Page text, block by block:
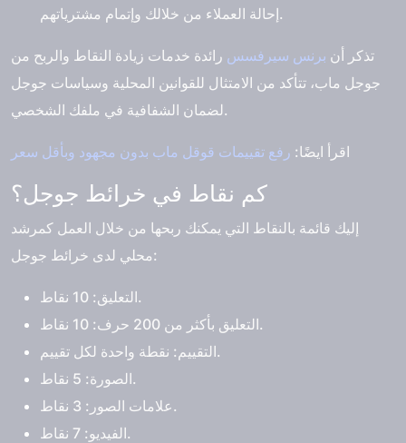
إحالة العملاء من خلالك وإتمام مشترياتهم.
تذكر أن برنس سيرفسس رائدة خدمات زيادة النقاط والربح من
جوجل ماب، تتأكد من الامتثال للقوانين المحلية وسياسات جوجل
لضمان الشفافية في ملفك الشخصي.
اقرأ ايضًا: رفع تقييمات قوقل ماب بدون مجهود وبأقل سعر
كم نقاط في خرائط جوجل؟
إليك قائمة بالنقاط التي يمكنك ربحها من خلال العمل كمرشد
محلي لدى خرائط جوجل:
التعليق: 10 نقاط.
التعليق بأكثر من 200 حرف: 10 نقاط.
التقييم: نقطة واحدة لكل تقييم.
الصورة: 5 نقاط.
علامات الصور: 3 نقاط.
الفيديو: 7 نقاط.